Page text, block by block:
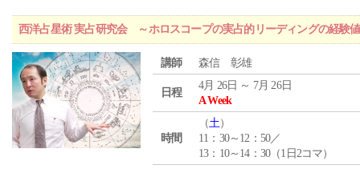
西洋占星術 実占研究会 ～ホロスコープの実占的リーディングの経験
講師 森信 彰雄
日程
4月 26日 ～ 7月 26日
A Week
時間
（土）
11：30～12：50／
13：10～14：30（1日2コマ）